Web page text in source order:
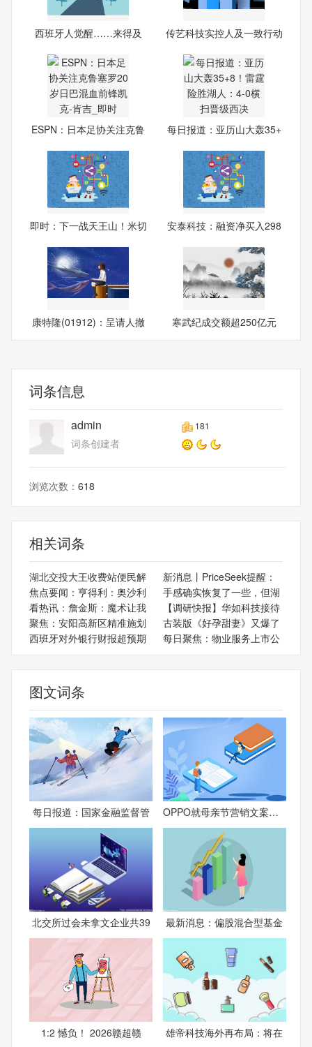
西班牙人觉醒……来得及
传艺科技实控人及一致行动
ESPN：日本足协关注克鲁
每日报道：亚历山大轰35+
即时：下一战天王山！米切
安泰科技：融资净买入298
康特隆(01912)：呈请人撤
寒武纪成交额超250亿元
词条信息
admin 181
词条创建者
浏览次数： 618
相关词条
湖北交投大王收费站便民解
新消息丨PriceSeek提醒：
焦点要闻：亨得利：奥沙利
手感确实恢复了一些，但湖
看热讯：詹金斯：魔术让我
【调研快报】华如科技接待
聚焦：安阳高新区精准施划
古装版《好孕甜妻》又爆了
西班牙对外银行财报超预期
每日聚焦：物业服务上市公
图文词条
每日报道：国家金融监督管 OPPO就母亲节营销文案存在
北交所过会未拿文企业共39 最新消息：偏股混合型基金
1:2 憾负！ 2026赣超赣 雄帝科技海外再布局：将在